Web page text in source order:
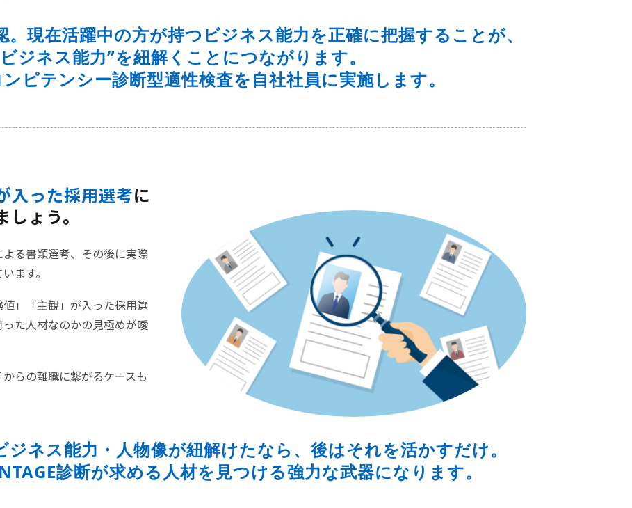
。現在活躍中の方が持つビジネス能力を正確に把握することが、
ビジネス能力”を紐解くことにつながります。
ピテンシー診断型適性検査を自社社員に実施します。
入った採用選考に
ょう。
る書類選考、その後に実際
ます。
」「主観」が入った採用選
た人材なのかの見極めが曖
らの離職に繋がるケースも
ジネス能力・人物像が紐解けたなら、後はそれを活かすだけ。
診断が求める人材を見つける強力な武器になります。